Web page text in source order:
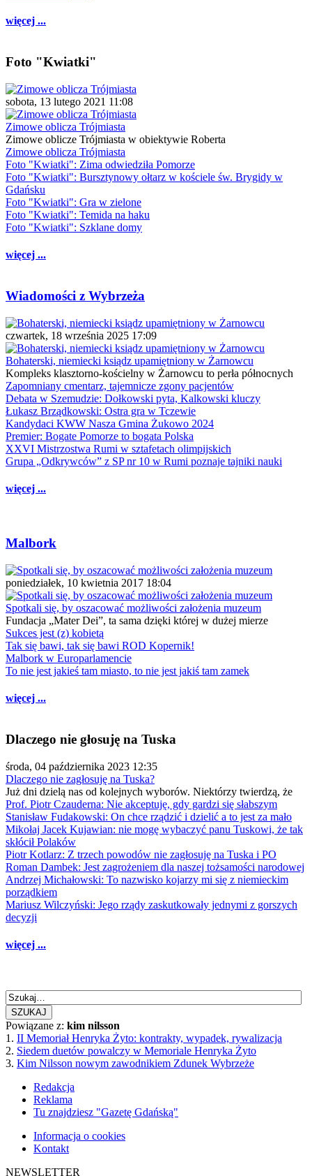
więcej ...
Foto "Kwiatki"
sobota, 13 lutego 2021 11:08
Zimowe oblicza Trójmiasta
Zimowe oblicze Trójmiasta w obiektywie Roberta
Zimowe oblicza Trójmiasta
Foto "Kwiatki": Zima odwiedziła Pomorze
Foto "Kwiatki": Bursztynowy ołtarz w kościele św. Brygidy w
Gdańsku
Foto "Kwiatki": Gra w zielone
Foto "Kwiatki": Temida na haku
Foto "Kwiatki": Szklane domy
więcej ...
Wiadomości z Wybrzeża
czwartek, 18 września 2025 17:09
Bohaterski, niemiecki ksiądz upamiętniony w Żarnowcu
Kompleks klasztorno-kościelny w Żarnowcu to perła północnych
Zapomniany cmentarz, tajemnicze zgony pacjentów
Debata w Szemudzie: Dołkowski pyta, Kalkowski kluczy
Łukasz Brządkowski: Ostra gra w Tczewie
Kandydaci KWW Nasza Gmina Żukowo 2024
Premier: Bogate Pomorze to bogata Polska
XXVI Mistrzostwa Rumi w sztafetach olimpijskich
Grupa „Odkrywców” z SP nr 10 w Rumi poznaje tajniki nauki
więcej ...
Malbork
poniedziałek, 10 kwietnia 2017 18:04
Spotkali się, by oszacować możliwości założenia muzeum
Fundacja „Mater Dei”, ta sama dzięki której w dużej mierze
Sukces jest (z) kobietą
Tak się bawi, tak się bawi ROD Kopernik!
Malbork w Europarlamencie
To nie jest jakieś tam miasto, to nie jest jakiś tam zamek
więcej ...
Dlaczego nie głosuję na Tuska
środa, 04 października 2023 12:35
Dlaczego nie zagłosuję na Tuska?
Już dni dzielą nas od kolejnych wyborów. Niektórzy twierdzą, że
Prof. Piotr Czauderna: Nie akceptuję, gdy gardzi się słabszym
Stanisław Fudakowski: On chce rządzić i dzielić a to jest za mało
Mikołaj Jacek Kujawian: nie mogę wybaczyć panu Tuskowi, że tak
skłócił Polaków
Piotr Kotlarz: Z trzech powodów nie zagłosuję na Tuska i PO
Roman Dambek: Jest zagrożeniem dla naszej tożsamości narodowej
Andrzej Michałowski: To nazwisko kojarzy mi się z niemieckim
porządkiem
Mariusz Wilczyński: Jego rządy zaskutkowały jednymi z gorszych
decyzji
więcej ...
SZUKAJ
Powiązane z: kim nilsson
1. II Memoriał Henryka Żyto: kontrakty, wypadek, rywalizacja
2. Siedem duetów powalczy w Memoriale Henryka Żyto
3. Kim Nilsson nowym zawodnikiem Zdunek Wybrzeże
Redakcja
Reklama
Tu znajdziesz "Gazetę Gdańską"
Informacja o cookies
Kontakt
NEWSLETTER